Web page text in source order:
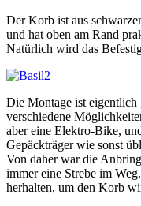
Der Korb ist aus
und hat oben am Rand
Natürlich wird das
Die Montage ist eigentlich
verschiedene
aber eine Elektro-Bike,
Gepäckträger wie sonst
Von daher war die
immer eine Strebe im
herhalten, um den Korb